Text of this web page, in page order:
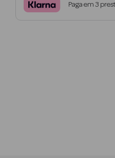
Paga em 3